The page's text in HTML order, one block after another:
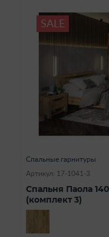
SALE
Спальные гарнитуры
Артикул: 17-1041-3
Спальня Паола
(комплект 3)